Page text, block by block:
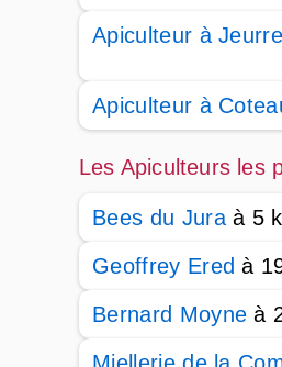
Apiculteur à Jeurre
Apiculteur à
Les Apiculteurs les
Bees du Juraà 5
Geoffrey Ered à
Bernard Moyne à